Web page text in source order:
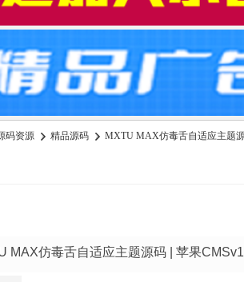
码资源 › 精品源码 › MXTU MAX仿毒舌自适应主题
MAX仿毒舌自适应主题源码 | 苹果